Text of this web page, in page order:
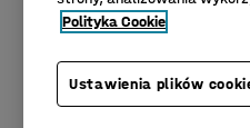
Polityka Cookie
Ustawienia plików